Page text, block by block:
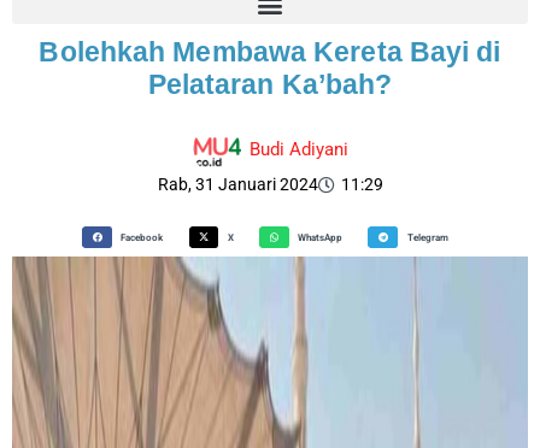
Bolehkah Membawa Kereta Bayi di
Pelataran Ka’bah?
Budi Adiyani
Rab, 31 Januari 2024 11:29
Facebook X WhatsApp Telegram